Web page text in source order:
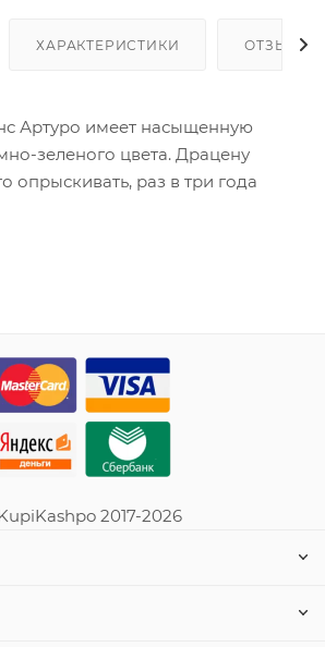
ХАРАКТЕРИСТИКИ ОТЗЫВЫ
Артуро имеет насыщенную
зеленого цвета. Драцену
опрыскивать, раз в три года
2017-2026